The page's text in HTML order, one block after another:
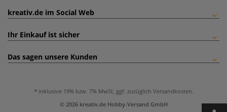
kreativ.de im Social Web
Ihr Einkauf ist sicher
Das sagen unsere Kunden
inklusive 19% bzw. 7% MwSt, ggf. zuzüglich Versandkosten.
© 2026 kreativ.de Hobby-Versand GmbH